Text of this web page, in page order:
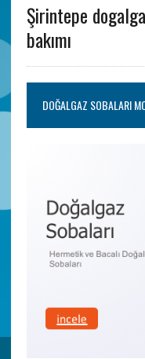
Şirintepe
bakımı
DOĞALGAZ SOBALARI